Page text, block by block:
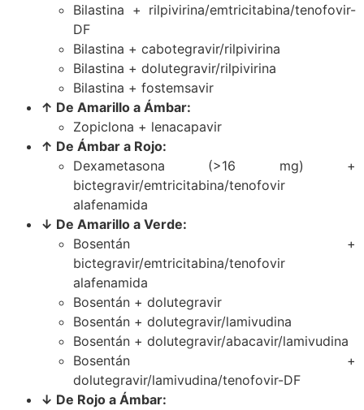
Bilastina + rilpivirina/emtricitabina/tenofovir-
DF
Bilastina + cabotegravir/rilpivirina
Bilastina + dolutegravir/rilpivirina
Bilastina + fostemsavir
↑ De Amarillo a Ámbar:
Zopiclona + lenacapavir
↑ De Ámbar a Rojo:
Dexametasona (>16 mg) +
bictegravir/emtricitabina/tenofovir
alafenamida
↓ De Amarillo a Verde:
Bosentán +
bictegravir/emtricitabina/tenofovir
alafenamida
Bosentán + dolutegravir
Bosentán + dolutegravir/lamivudina
Bosentán + dolutegravir/abacavir/lamivudina
Bosentán +
dolutegravir/lamivudina/tenofovir-DF
↓ De Rojo a Ámbar: